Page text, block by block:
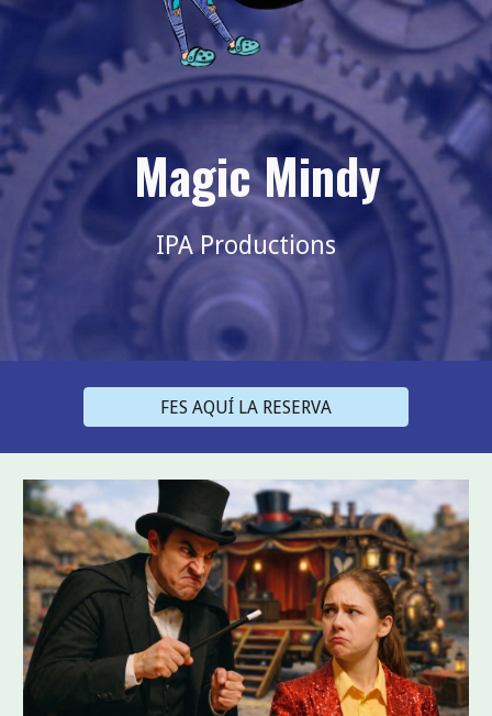
Magic Mindy
IPA Productions
FES AQUÍ LA RESERVA